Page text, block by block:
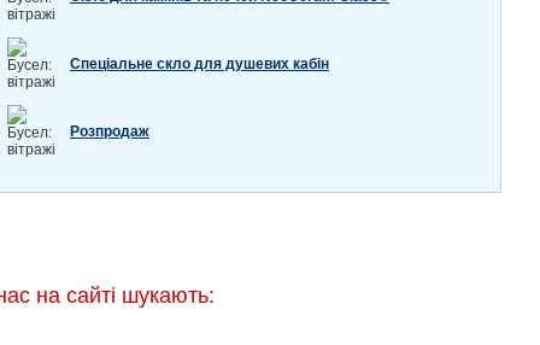
Спеціальне скло для душевих кабін
Розпродаж
на сайті шукають: